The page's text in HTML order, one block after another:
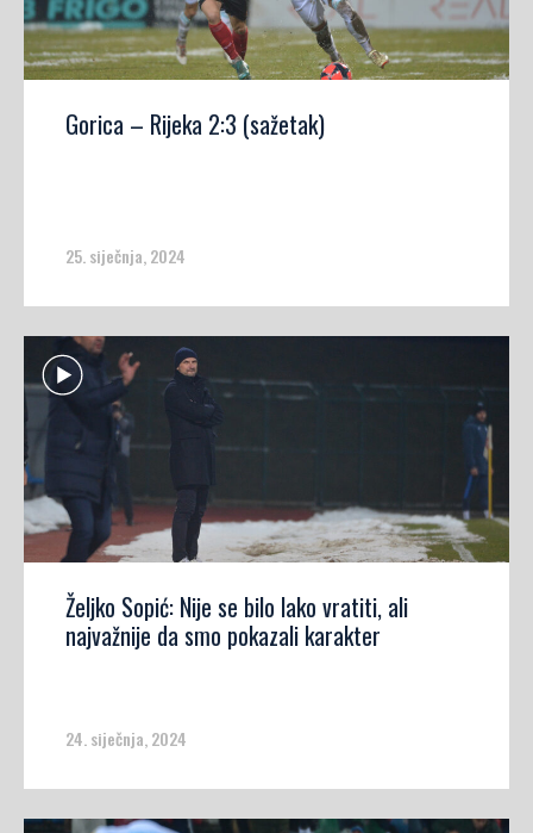
Gorica – Rijeka 2:3 (sažetak)
25. siječnja, 2024
Željko Sopić: Nije se bilo lako vratiti, ali
najvažnije da smo pokazali karakter
24. siječnja, 2024